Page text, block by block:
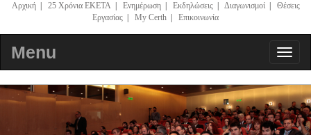
Αρχική| 25 Χρόνια ΕΚΕΤΑ| Ενημέρωση| Εκδηλώσεις| Διαγωνισμοί| Θέσεις
Εργασίας
My Certh Επικοινωνία
Menu